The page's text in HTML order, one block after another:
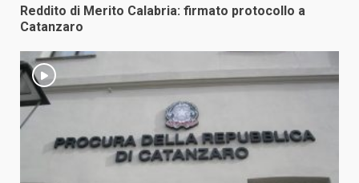
Reddito di Merito Calabria: firmato protocollo a
Catanzaro